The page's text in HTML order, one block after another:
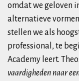
omdat we geloven
alternatieve
stellen we als
professional, te
Academy leert. Theo:
vaardigheden naar